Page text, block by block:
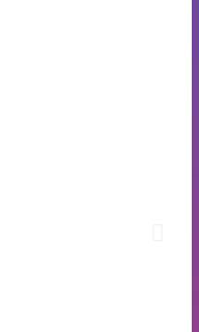
Semangat
Matang